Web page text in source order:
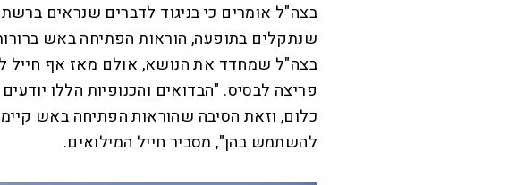
בצה"ל אומרים כי בניגוד לדברים שנראים
בצה"ל שמחדד את הנושא, אולם מאז אף
פריצה לבסיס. "הבדואים והכנופיות הללו
כלום, וזאת הסיבה שהוראות הפתיחה באש
להשתמש בהן", מסביר חייל המילואים.